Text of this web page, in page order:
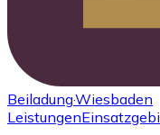
Beiladung·Wiesbaden
Leistungen